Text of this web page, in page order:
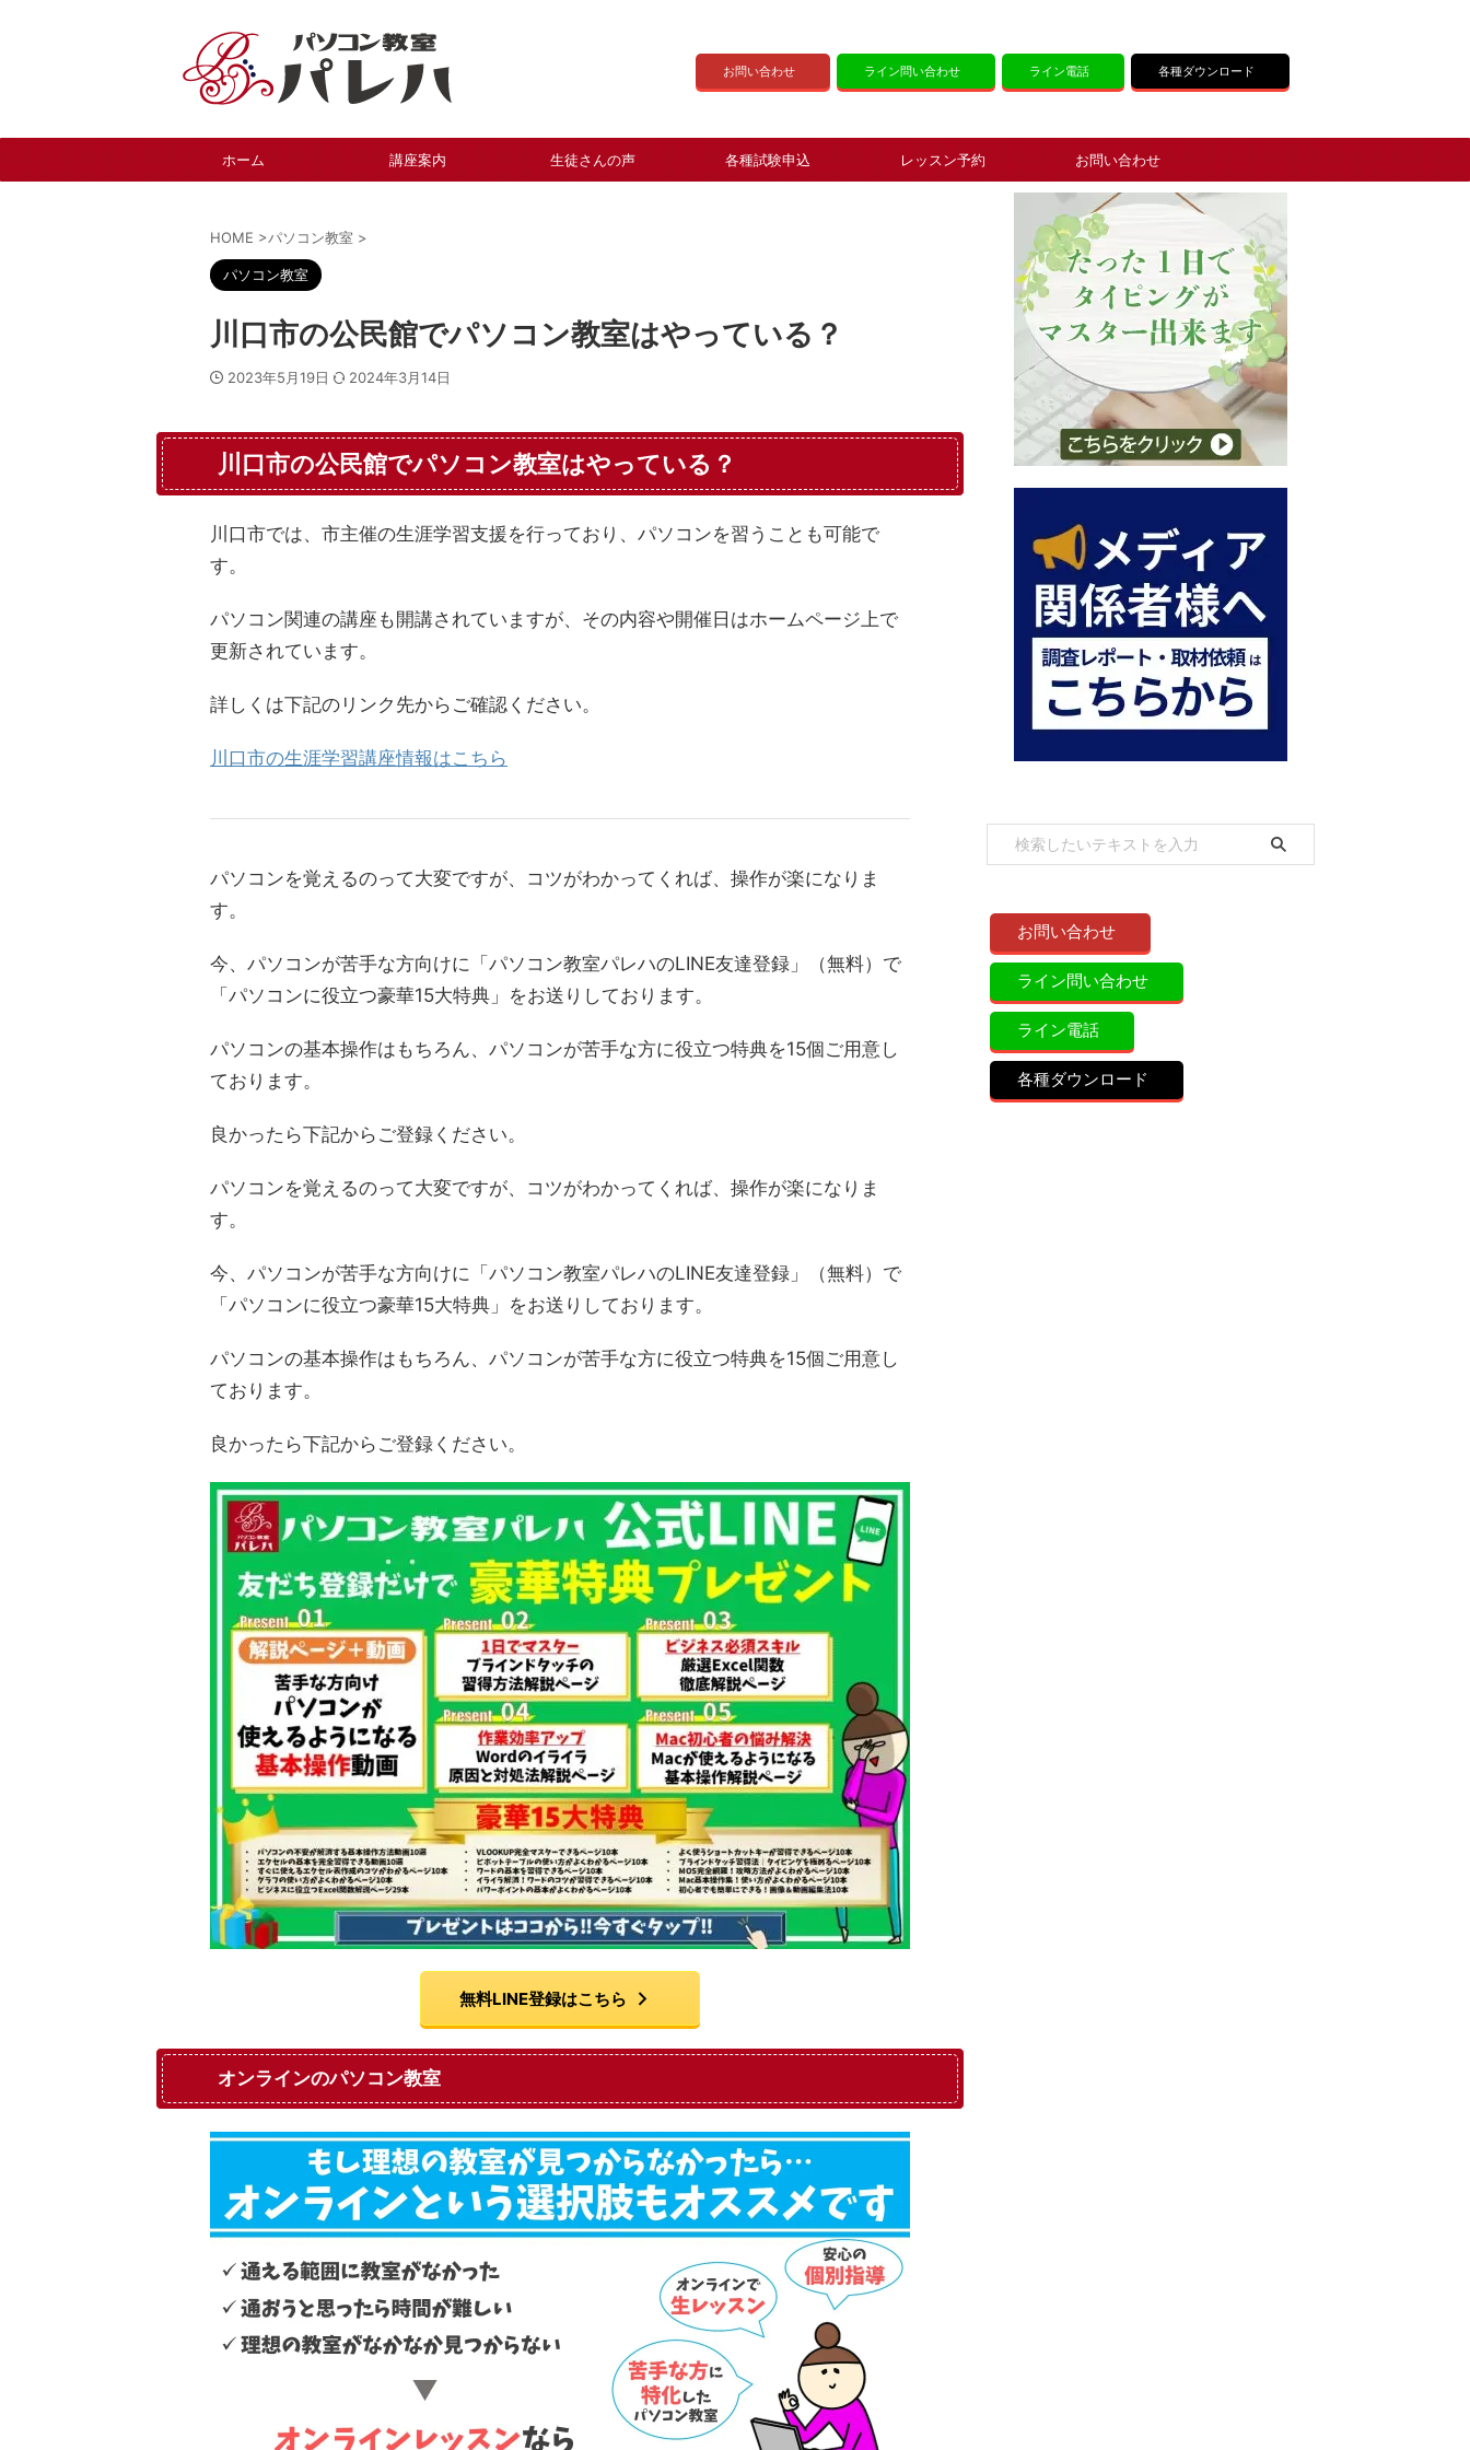
お問い合わせ ライン問い合わせ ライン電話 各種ダウンロード
ホーム 講座案内 生徒さんの声 各種試験申込 レッスン予約 お問い合わせ
HOME >パソコン教室 >
パソコン教室
川口市の公民館でパソコン教室はやっている？
2023年5月19日 2024年3月14日
川口市の公民館でパソコン教室はやっている？
川口市では、市主催の生涯学習支援を行っており、パソコンを習うことも可能で
す。
パソコン関連の講座も開講されていますが、その内容や開催日はホームページ上で
更新されています。
詳しくは下記のリンク先からご確認ください。
川口市の生涯学習講座情報はこちら
パソコンを覚えるのって大変ですが、コツがわかってくれば、操作が楽になりま
す。
今、パソコンが苦手な方向けに「パソコン教室パレハのLINE友達登録」（無料）で
「パソコンに役立つ豪華15大特典」をお送りしております。
パソコンの基本操作はもちろん、パソコンが苦手な方に役立つ特典を15個ご用意し
ております。
良かったら下記からご登録ください。
パソコンを覚えるのって大変ですが、コツがわかってくれば、操作が楽になりま
す。
今、パソコンが苦手な方向けに「パソコン教室パレハのLINE友達登録」（無料）で
「パソコンに役立つ豪華15大特典」をお送りしております。
パソコンの基本操作はもちろん、パソコンが苦手な方に役立つ特典を15個ご用意し
ております。
良かったら下記からご登録ください。
無料LINE登録はこちら
オンラインのパソコン教室
お問い合わせ
ライン問い合わせ
ライン電話
各種ダウンロード